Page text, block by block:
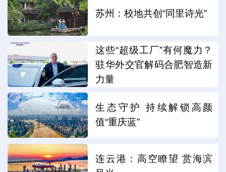
苏州：校地共创“同里诗光”
这些“超级工厂”有何魔力？
驻华外交官解码合肥智造新
力量
生态守护 持续解锁高颜
值“重庆蓝”
连云港：高空瞭望 赏海滨